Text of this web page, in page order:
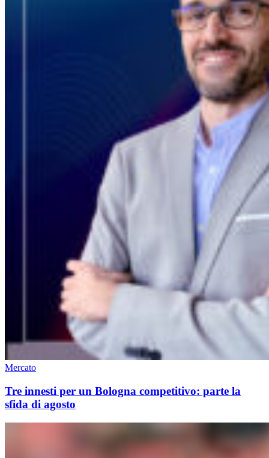
Mercato
Tre innesti per un Bologna competitivo: parte la
sfida di agosto